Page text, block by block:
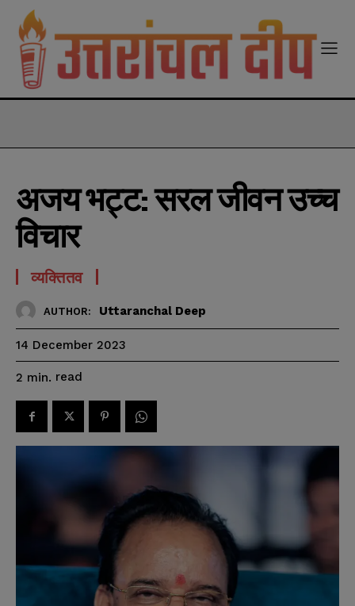
अजय भट्ट: सरल जीवन उच्च
विचार
व्यक्तितव
AUTHOR: Uttaranchal Deep
14 December 2023
2 min. read